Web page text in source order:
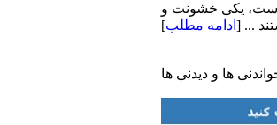
یکی خشونت و
... [ ادامه مطلب]
ها و دیدنی ها